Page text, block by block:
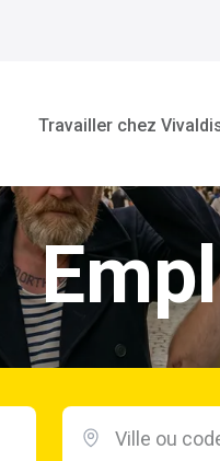
Travailler chez